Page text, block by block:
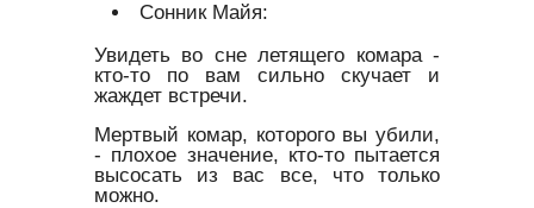
Сонник Майя:
Увидеть во сне летящего комара -
кто-то по вам сильно скучает и
жаждет встречи.
Мертвый комар, которого вы убили,
- плохое значение, кто-то пытается
высосать из вас все, что только
можно.